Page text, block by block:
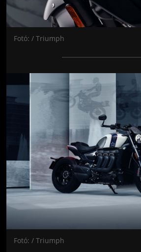
Fotó: / Triumph
Jön még kép!
Fotó: / Triumph